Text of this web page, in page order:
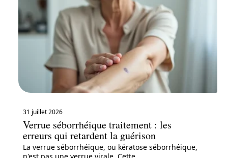
31 juillet 2026
Verrue séborrhéique traitement : les
erreurs qui retardent la guérison
La verrue séborrhéique, ou kératose séborrhéique,